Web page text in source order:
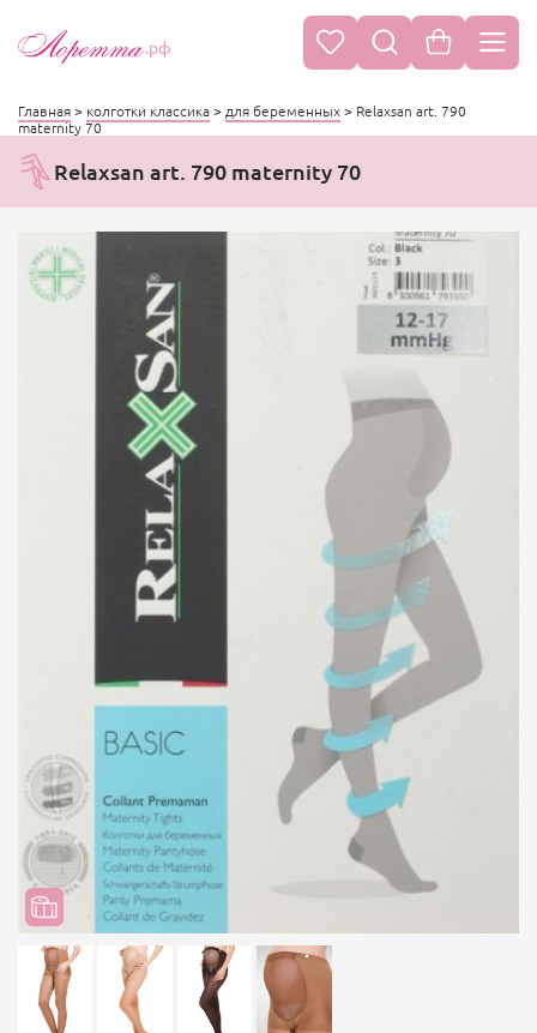
.рф
Главная> колготки классика> для беременных> Relaxsan art. 790
maternity 70
Relaxsan art. 790 maternity 70